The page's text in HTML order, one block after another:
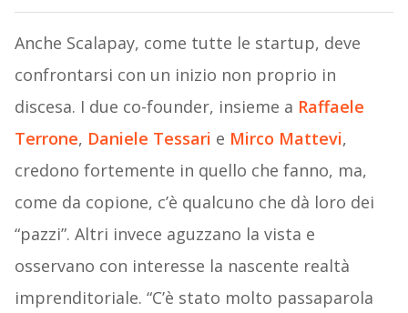
Anche Scalapay, come tutte le startup, deve
confrontarsi con un inizio non proprio in
discesa. I due co-founder, insieme a Raffaele
Terrone, Daniele Tessari e Mirco Mattevi,
credono fortemente in quello che fanno, ma,
come da copione, c’è qualcuno che dà loro dei
“pazzi”. Altri invece aguzzano la vista e
osservano con interesse la nascente realtà
imprenditoriale. “C’è stato molto passaparola